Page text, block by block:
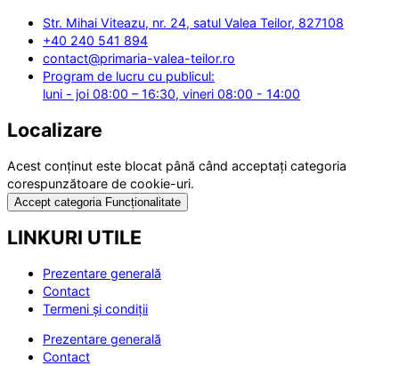
Str. Mihai Viteazu, nr. 24, satul Valea Teilor, 827108
+40 240 541 894
contact@primaria-valea-teilor.ro
Program de lucru cu publicul:
luni - joi 08:00 – 16:30, vineri 08:00 - 14:00
Localizare
Acest conținut este blocat până când acceptați categoria
corespunzătoare de cookie-uri.
Accept categoria Funcționalitate
LINKURI UTILE
Prezentare generală
Contact
Termeni și condiții
Prezentare generală
Contact